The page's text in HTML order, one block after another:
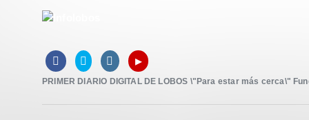
   ▸
PRIMER DIARIO DIGITAL DE LOBOS \"Para estar más cerca\"